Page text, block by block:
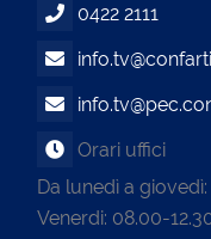
0422 2111
Orari uffici
Da lunedì a
Venerdi: 08.00-